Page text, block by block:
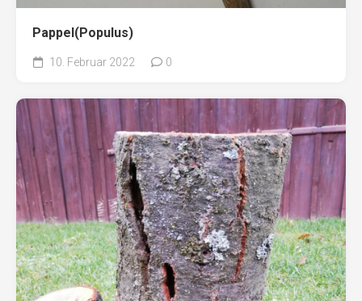
Pappel(Populus)
10. Februar 2022 0